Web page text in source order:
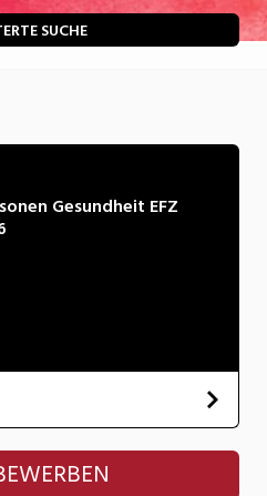
SUCHE
Gesundheit EFZ